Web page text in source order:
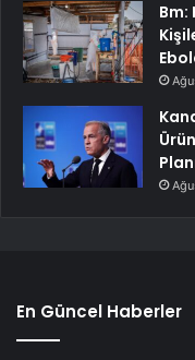
Bm:
En Güncel Haberler